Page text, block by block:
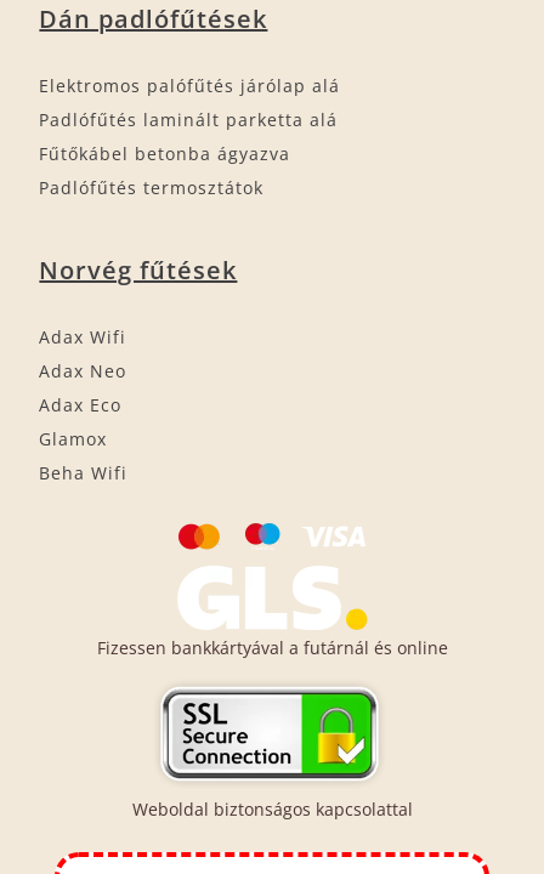
Dán padlófűtések
Elektromos palófűtés járólap alá
Padlófűtés laminált parketta alá
Fűtőkábel betonba ágyazva
Padlófűtés termosztátok
Norvég fűtések
Adax Wifi
Adax Neo
Adax Eco
Glamox
Beha Wifi
Fizessen bankkártyával a futárnál és online
Weboldal biztonságos kapcsolattal